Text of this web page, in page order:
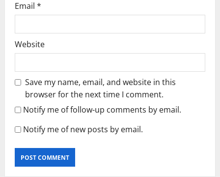
Email *
Website
Save my name, email, and website in this
browser for the next time I comment.
Notify me of follow-up comments by email.
Notify me of new posts by email.